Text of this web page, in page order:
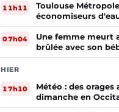
11h11
Toulouse
économiseurs
population
07h04
Une femme meurt
brûlée avec son
HIER
17h10
Météo : des orages
dimanche en